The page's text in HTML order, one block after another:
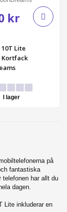
kr
Lite
I lager
på
fantastiska
telefonen har allt du
dagen.
Lite inkluderar en